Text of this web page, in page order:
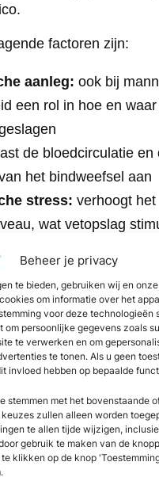
Beheer je privacy
te bieden, gebruiken wij en
om informatie over het
voor deze technologieën
om persoonlijke gegevens zoals
te verwerken en om
te tonen. Als u geen
invloed hebben op bepaalde
stemmen met het bovenstaande
zullen alleen worden
te allen tijde wijzigen,
gebruik te maken van de
klikken op de knop
factoren zijn:
aanleg: ook bij
een rol in hoe en
de bloedcirculatie en
het bindweefsel aan
stress: verhoogt het
wat vetopslag
beweging
aandoeningen:zoals
of het gebruik
medicijnen
cellulite
zelden volledig